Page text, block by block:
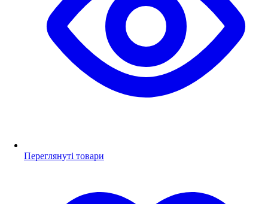
Переглянуті товари